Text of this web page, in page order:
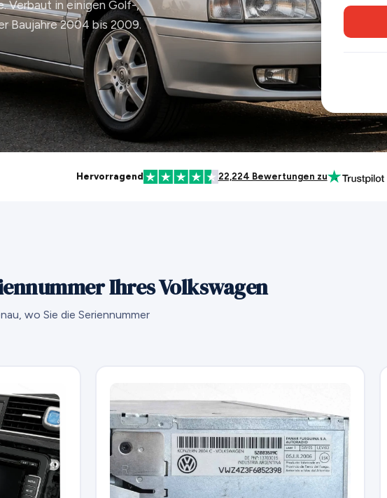
Verbaut in einigen Golf-,
Baujahre 2004 bis 2009.
Hervorragend 22,224 Bewertungen zu
Ihres Volkswagen
wo Sie die Seriennummer